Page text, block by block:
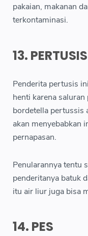
pakaian, makanan
terkontaminasi.
13. PERTUSIS
Penderita pertusis
henti karena
bordetella pertussis
akan menyebabkan
pernapasan.
Penularannya tentu
penderitanya batuk
itu air liur juga bisa
14. PES